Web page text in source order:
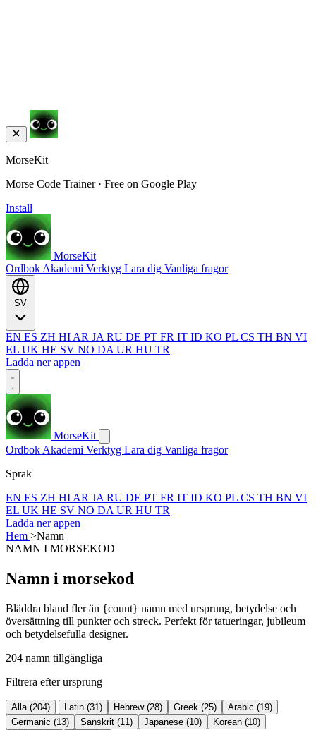
MorseKit
Morse Code Trainer · Free on Google Play
Install
MorseKit
Ordbok Akademi Verktyg Lara dig Vanliga fragor
EN ES ZH HI AR JA RU DE PT FR IT ID KO PL CS TH BN VI
EL UK HE SV NO DA UR HU TR
Ladda ner appen
MorseKit
Ordbok Akademi Verktyg Lara dig Vanliga fragor
Sprak
EN ES ZH HI AR JA RU DE PT FR IT ID KO PL CS TH BN VI
EL UK HE SV NO DA UR HU TR
Ladda ner appen
Hem >Namn
NAMN I MORSEKOD
Namn i morsekod
Bläddra bland fler än {count} namn med ursprung, betydelse och
översättning till punkter och streck. Perfekt för tatueringar, jubileum
och betydelsefulla designer.
204 namn tillgängliga
Filtrera efter ursprung
Alla (204) Latin (31) Hebrew (28) Greek (25)
Arabic (19)
Germanic (13)
Sanskrit (11) Japanese (10)
Korean (10)